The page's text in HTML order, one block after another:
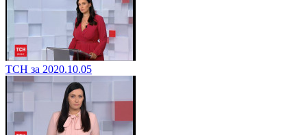
ТСН за 2020.10.05